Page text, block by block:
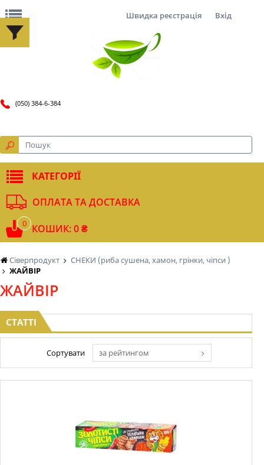
Сіверпродукт
СНЕКИ (риба сушена, хамон, грінки, чіпси )
ЖАЙВІР
ЖАЙВІР
СТАТТІ
Сортувати за рейтингом
Швидка реєстрація Вхід
(050) 384-6-384
КАТЕГОРІЇ
ОПЛАТА ТА ДОСТАВКА
0 КОШИК: 0 ₴